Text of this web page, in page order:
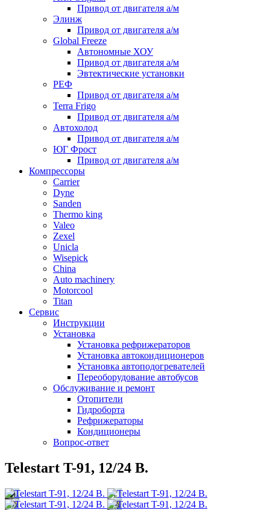
Привод от двигателя а/м
Элинж
Привод от двигателя а/м
Global Freeze
Автономные ХОУ
Привод от двигателя а/м
Эвтектические установки
РЕФ
Привод от двигателя а/м
Terra Frigo
Привод от двигателя а/м
Автохолод
Привод от двигателя а/м
ЮГ Фрост
Привод от двигателя а/м
Компрессоры
Carrier
Dyne
Sanden
Thermo king
Valeo
Zexel
Unicla
Wisepick
China
Auto machinery
Motorcool
Titan
Сервис
Инструкции
Установка
Установка рефрижераторов
Установка автокондиционеров
Установка автоподогревателей
Переоборудование автобусов
Обслуживание и ремонт
Отопители
Гидроборта
Рефрижераторы
Кондиционеры
Вопрос-ответ
Telestart T-91, 12/24 В.